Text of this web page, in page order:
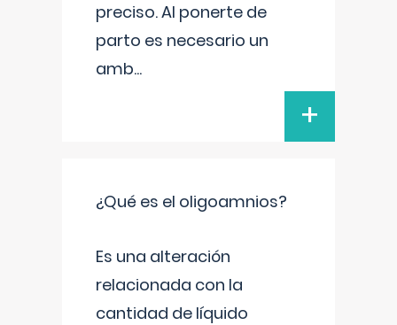
preciso. Al ponerte de
parto es necesario un
amb...
+
¿Qué es el oligoamnios?
Es una alteración
relacionada con la
cantidad de líquido